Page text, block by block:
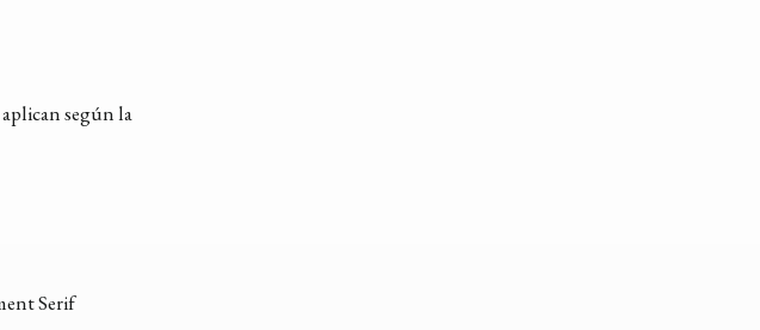
según la
Serif